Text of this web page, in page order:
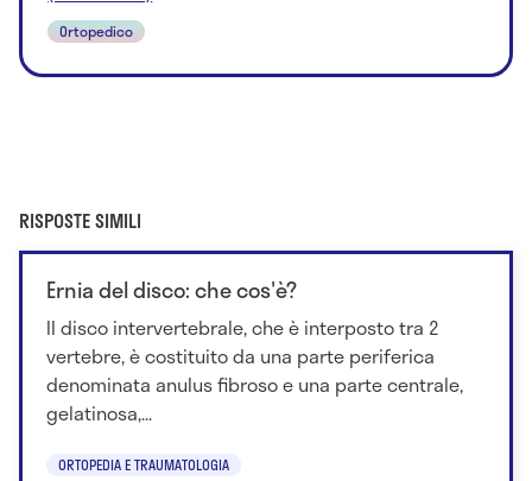
Ortopedico
RISPOSTE SIMILI
Ernia del disco: che cos'è?
Il disco intervertebrale, che è interposto tra 2
vertebre, è costituito da una parte periferica
denominata anulus fibroso e una parte centrale,
gelatinosa,...
ORTOPEDIA E TRAUMATOLOGIA